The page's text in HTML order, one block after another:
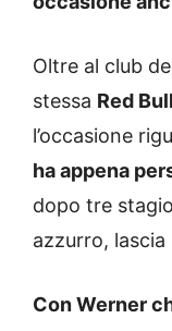
Oltre al club
stessa Red Bull
l’occasione
ha appena
dopo tre
azzurro,
Con Werner